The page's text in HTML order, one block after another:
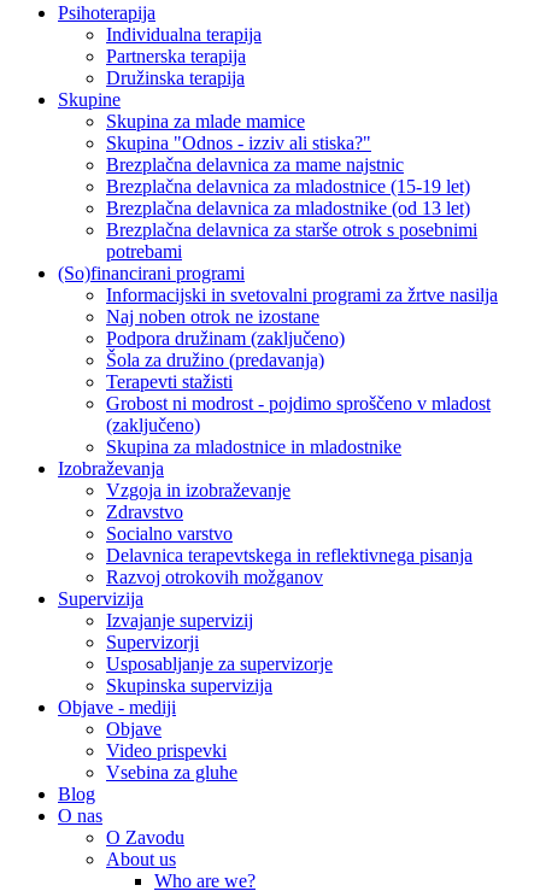
Psihoterapija
Individualna terapija
Partnerska terapija
Družinska terapija
Skupine
Skupina za mlade mamice
Skupina "Odnos - izziv ali stiska?"
Brezplačna delavnica za mame najstnic
Brezplačna delavnica za mladostnice (15-19 let)
Brezplačna delavnica za mladostnike (od 13 let)
Brezplačna delavnica za starše otrok s posebnimi
potrebami
(So)financirani programi
Informacijski in svetovalni programi za žrtve nasilja
Naj noben otrok ne izostane
Podpora družinam (zaključeno)
Šola za družino (predavanja)
Terapevti stažisti
Grobost ni modrost - pojdimo sproščeno v mladost
(zaključeno)
Skupina za mladostnice in mladostnike
Izobraževanja
Vzgoja in izobraževanje
Zdravstvo
Socialno varstvo
Delavnica terapevtskega in reflektivnega pisanja
Razvoj otrokovih možganov
Supervizija
Izvajanje supervizij
Supervizorji
Usposabljanje za supervizorje
Skupinska supervizija
Objave - mediji
Objave
Video prispevki
Vsebina za gluhe
Blog
O nas
O Zavodu
About us
Who are we?